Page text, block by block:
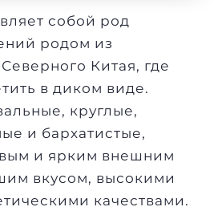
собой род
родом из
Китая, где
в диком виде.
круглые,
и бархатистые,
и ярким внешним
вкусом, высокими
качествами.